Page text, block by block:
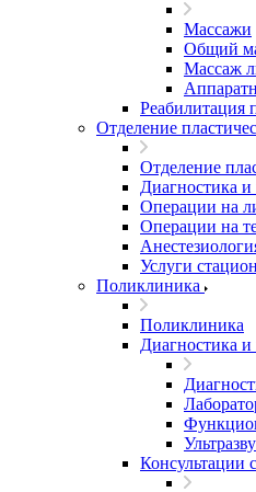
Массажи
Общий
Массаж
Реабилитация
Отделение
Отделение
Диагностика и
Операции на
Операции на
Услуги
Поликлиника
Поликлиника
Диагностика и
Консультации